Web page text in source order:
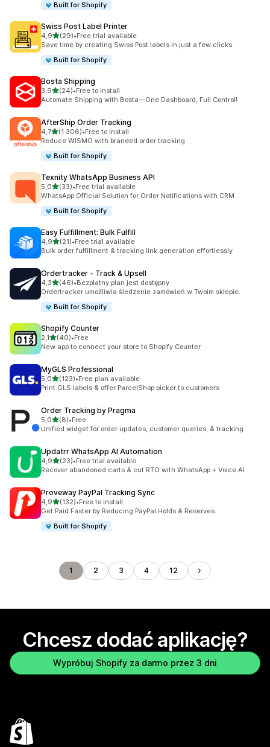
Built for Shopify
Swiss Post Label Printer
4,9na 5 gwiazdek
(29)
Łączna liczba recenzji: 29
•Free trial available
Save time by creating Swiss Post labels in just a few clicks.
Built for Shopify
Bosta Shipping
3,9na 5 gwiazdek
(24)
Łączna liczba recenzji: 24
•Free to install
Automate Shipping with Bosta—One Dashboard, Full Control!
AfterShip Order Tracking
4,7na 5 gwiazdek
(1 306)
Łączna liczba recenzji: 1306
•Free to install
Reduce WISMO with branded order tracking
Built for Shopify
Texnity WhatsApp Business API
5,0na 5 gwiazdek
(33)
Łączna liczba recenzji: 33
•Free trial available
WhatsApp Official Solution for Order Notifications with CRM
Built for Shopify
Easy Fulfillment: Bulk Fulfill
4,9na 5 gwiazdek
(21)
Łączna liczba recenzji: 21
•Free trial available
Bulk order fulfillment & tracking link generation effortlessly
Ordertracker ‑ Track & Upsell
4,3na 5 gwiazdek
(46)
Łączna liczba recenzji: 46
•Bezpłatny plan jest dostępny
Ordertracker umożliwia śledzenie zamówień w Twoim sklepie.
Built for Shopify
Shopify Counter
2,1na 5 gwiazdek
(40)
Łączna liczba recenzji: 40
•Free
New app to connect your store to Shopify Counter
MyGLS Professional
5,0na 5 gwiazdek
(123)
Łączna liczba recenzji: 123
•Free plan available
Print GLS labels & offer ParcelShop picker to customers
Order Tracking by Pragma
5,0na 5 gwiazdek
(8)
Łączna liczba recenzji: 8
•Free
Unified widget for order updates, customer queries, & tracking
Updatrr WhatsApp AI Automation
4,9na 5 gwiazdek
(23)
Łączna liczba recenzji: 23
•Free trial available
Recover abandoned carts & cut RTO with WhatsApp + Voice AI
Proveway PayPal Tracking Sync
4,9na 5 gwiazdek
(132)
Łączna liczba recenzji: 132
•Free to install
Get Paid Faster by Reducing PayPal Holds & Reserves.
Built for Shopify
1 2 3 4 12
Chcesz dodać aplikację?
Wypróbuj Shopify za darmo przez 3 dni